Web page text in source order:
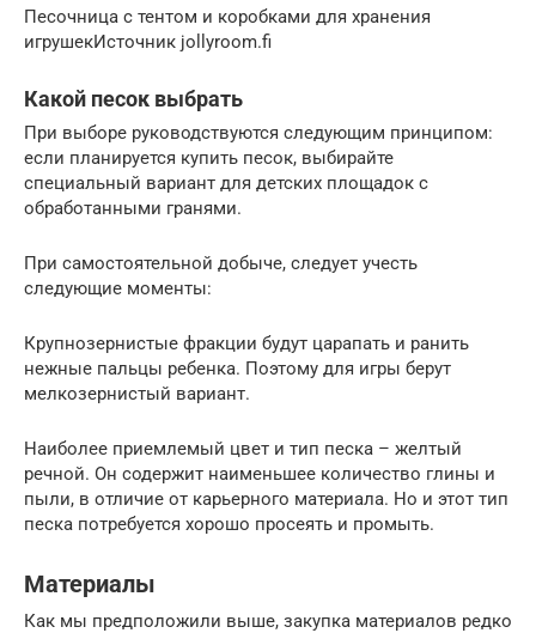
Песочница с тентом и коробками для хранения
игрушекИсточник jollyroom.fi
Какой песок выбрать
При выборе руководствуются следующим принципом:
если планируется купить песок, выбирайте
специальный вариант для детских площадок с
обработанными гранями.
При самостоятельной добыче, следует учесть
следующие моменты:
Крупнозернистые фракции будут царапать и ранить
нежные пальцы ребенка. Поэтому для игры берут
мелкозернистый вариант.
Наиболее приемлемый цвет и тип песка – желтый
речной. Он содержит наименьшее количество глины и
пыли, в отличие от карьерного материала. Но и этот тип
песка потребуется хорошо просеять и промыть.
Материалы
Как мы предположили выше, закупка материалов редко